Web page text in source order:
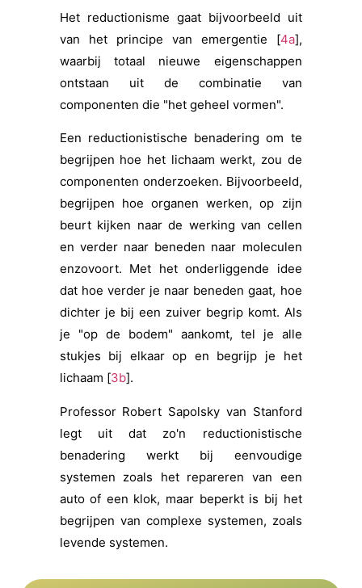
Het reductionisme gaat bijvoorbeeld uit
van het principe van emergentie [4a],
waarbij totaal nieuwe eigenschappen
ontstaan uit de combinatie van
componenten die "het geheel vormen".
Een reductionistische benadering om te
begrijpen hoe het lichaam werkt, zou de
componenten onderzoeken. Bijvoorbeeld,
begrijpen hoe organen werken, op zijn
beurt kijken naar de werking van cellen
en verder naar beneden naar moleculen
enzovoort. Met het onderliggende idee
dat hoe verder je naar beneden gaat, hoe
dichter je bij een zuiver begrip komt. Als
je "op de bodem" aankomt, tel je alle
stukjes bij elkaar op en begrijp je het
lichaam [3b].
Professor Robert Sapolsky van Stanford
legt uit dat zo'n reductionistische
benadering werkt bij eenvoudige
systemen zoals het repareren van een
auto of een klok, maar beperkt is bij het
begrijpen van complexe systemen, zoals
levende systemen.